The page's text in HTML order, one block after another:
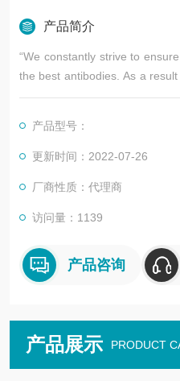
产品简介
“We constantly strive to
the best antibodies. As a
dy in purified format.
产品型号：
更新时间：2022-07-26
厂商性质：代理商
访问量：1139
产品咨询
产品展示 PRODUCT